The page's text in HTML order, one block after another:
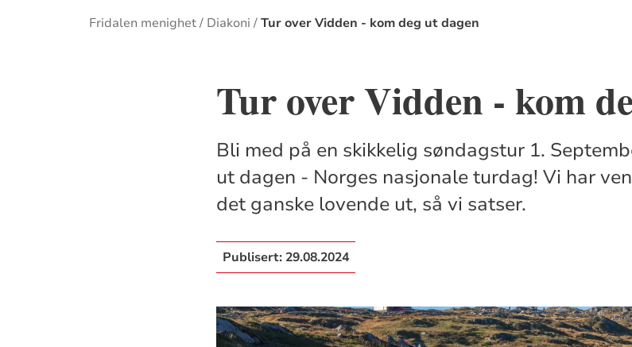
Brødsmulesti
Fridalen menighet Diakoni Tur over Vidden - kom deg ut dagen
Tur over Vidden - kom
Bli med på en skikkelig søndagstur 1.
ut dagen - Norges nasjonale turdag! Vi har
det ganske lovende ut, så vi satser.
Publisert: 29.08.2024